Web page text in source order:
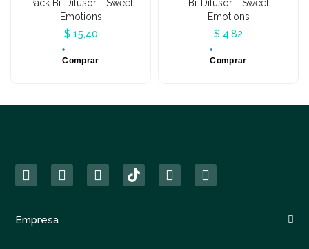
Päck Bi-Difusor - Sweet
Emotions
$ 15,40
Comprar
Bi-Difusor - Sweet
Emotions
$ 4,82
Comprar
Empresa